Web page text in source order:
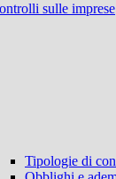
sulle imprese
Tipologie di